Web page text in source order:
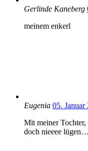
Gerlinde Kaneberg
meinem enkerl
Eugenia 05. Januar
Mit meiner
doch nieeee